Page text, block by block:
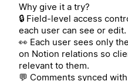
Why give it a try?
🔒 Field-level access
each user can see or edit.
👀 Each user sees only
on Notion relations so
relevant to them.
💬 Comments synced